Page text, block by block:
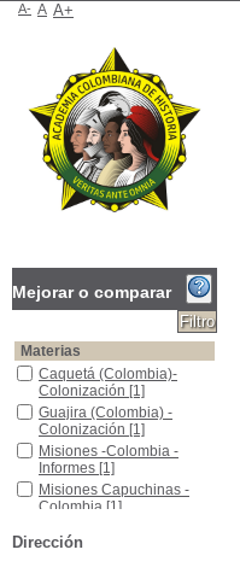
A- A A+
Mejorar o comparar
Materias
Caquetá (Colombia)-Colonización
Caquetá (Colombia)-
Colonización [1]
Guajira (Colombia) -Colonización
Guajira (Colombia) -
Colonización [1]
Misiones -Colombia -Informes
Misiones -Colombia -
Informes [1]
Misiones Capuchinas -Colombia
Misiones Capuchinas -
Colombia [1]
Colonización
Dirección